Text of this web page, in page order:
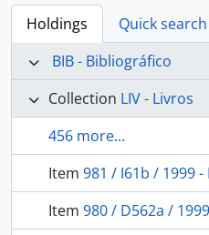
Holdings
Quick search
BIB - Bibliográfico
Collection LIV - Livros
456 more...
Item 981 / I61b / 1999 -
Item 980 / D562a / 1999 - A